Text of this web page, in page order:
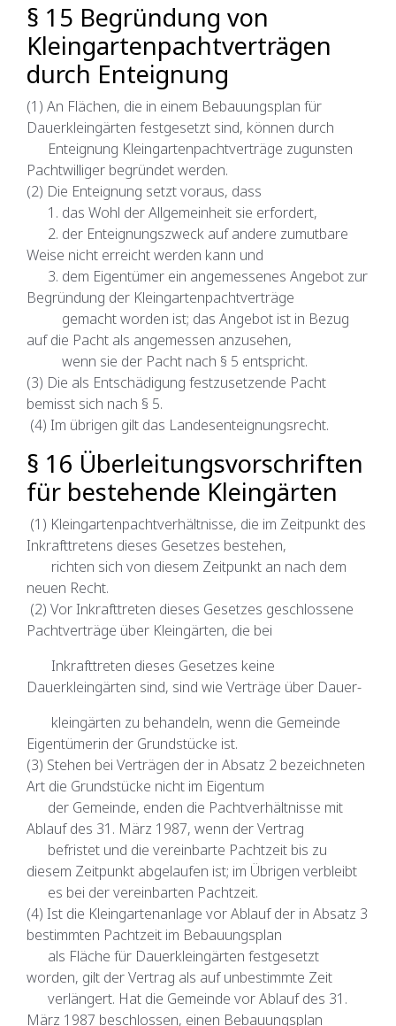
§ 15 Begründung von
Kleingartenpachtverträgen
durch Enteignung
(1) An Flächen, die in einem Bebauungsplan für
Dauerkleingärten festgesetzt sind, können durch
Enteignung Kleingartenpachtverträge zugunsten
Pachtwilliger begründet werden.
(2) Die Enteignung setzt voraus, dass
1. das Wohl der Allgemeinheit sie erfordert,
2. der Enteignungszweck auf andere zumutbare
Weise nicht erreicht werden kann und
3. dem Eigentümer ein angemessenes Angebot zur
Begründung der Kleingartenpachtverträge
gemacht worden ist; das Angebot ist in Bezug
auf die Pacht als angemessen anzusehen,
wenn sie der Pacht nach § 5 entspricht.
(3) Die als Entschädigung festzusetzende Pacht
bemisst sich nach § 5.
(4) Im übrigen gilt das Landesenteignungsrecht.
§ 16 Überleitungsvorschriften
für bestehende Kleingärten
(1) Kleingartenpachtverhältnisse, die im Zeitpunkt des
Inkrafttretens dieses Gesetzes bestehen,
richten sich von diesem Zeitpunkt an nach dem
neuen Recht.
(2) Vor Inkrafttreten dieses Gesetzes geschlossene
Pachtverträge über Kleingärten, die bei
Inkrafttreten dieses Gesetzes keine
Dauerkleingärten sind, sind wie Verträge über Dauer-
kleingärten zu behandeln, wenn die Gemeinde
Eigentümerin der Grundstücke ist.
(3) Stehen bei Verträgen der in Absatz 2 bezeichneten
Art die Grundstücke nicht im Eigentum
der Gemeinde, enden die Pachtverhältnisse mit
Ablauf des 31. März 1987, wenn der Vertrag
befristet und die vereinbarte Pachtzeit bis zu
diesem Zeitpunkt abgelaufen ist; im Übrigen verbleibt
es bei der vereinbarten Pachtzeit.
(4) Ist die Kleingartenanlage vor Ablauf der in Absatz 3
bestimmten Pachtzeit im Bebauungsplan
als Fläche für Dauerkleingärten festgesetzt
worden, gilt der Vertrag als auf unbestimmte Zeit
verlängert. Hat die Gemeinde vor Ablauf des 31.
März 1987 beschlossen, einen Bebauungsplan